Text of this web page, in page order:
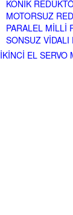
KONIK
MOTORSUZ
PARALEL MILLI
SONSUZ VIDALI
İKINCI EL SERVO